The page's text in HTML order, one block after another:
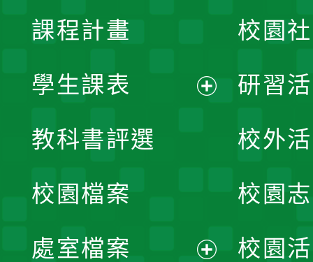
課程計畫
學生課表
單
教科書評選
校園檔案
處室檔案
校園
研習
校外
校園
校園